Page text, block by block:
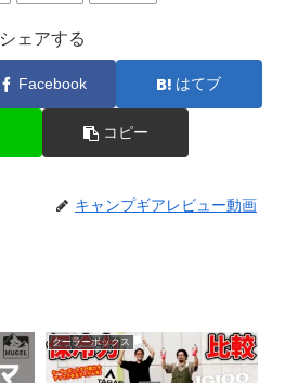
シェアする
Facebook はてブ
コピー
キャンプギアレビュー動画
クーラーボックス